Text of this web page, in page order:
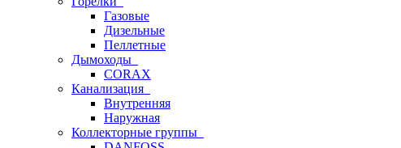
Газовые
Дизельные
Пеллетные
Дымоходы
CORAX
Канализация
Внутренняя
Наружная
Коллекторные группы